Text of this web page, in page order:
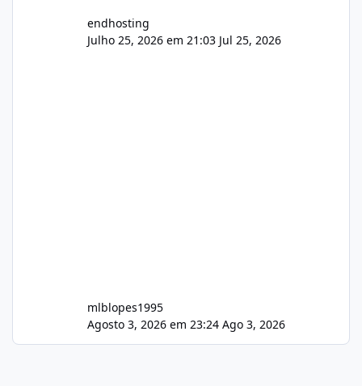
endhosting
Julho 25, 2026 em 21:03 Jul 25, 2026
mlblopes1995
Agosto 3, 2026 em 23:24 Ago 3, 2026